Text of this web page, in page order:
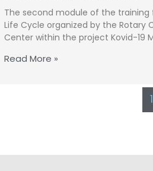
The second module of the training
Life Cycle organized by the Rotary
Center within the project Kovid-19
Read More »
1